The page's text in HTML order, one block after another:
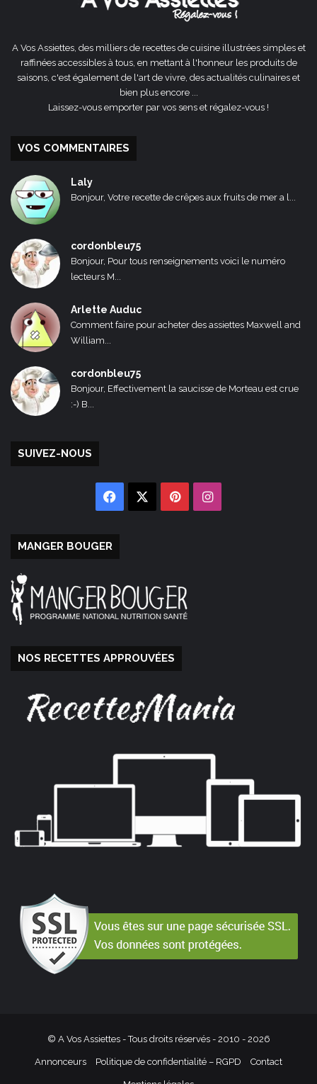
A Vos Assiettes, des milliers de recettes de cuisine illustrées simples et
raffinées accessibles à tous, en mettant à l'honneur les produits de
saisons, c'est également de l'art de vivre, des actualités culinaires et
bien plus encore ...
Laissez-vous emporter par vos sens et régalez-vous !
VOS COMMENTAIRES
Laly
Bonjour, Votre recette de crêpes aux fruits de mer a l...
cordonbleu75
Bonjour, Pour tous renseignements voici le numéro
lecteurs M...
Arlette Auduc
Comment faire pour acheter des assiettes Maxwell and
William...
cordonbleu75
Bonjour, Effectivement la saucisse de Morteau est crue
:-) B...
SUIVEZ-NOUS
Facebook PinterestInstagram
MANGER BOUGER
NOS RECETTES APPROUVÉES
© A Vos Assiettes - Tous droits réservés - 2010 - 2026
Annonceurs Politique de confidentialité – RGPD Contact